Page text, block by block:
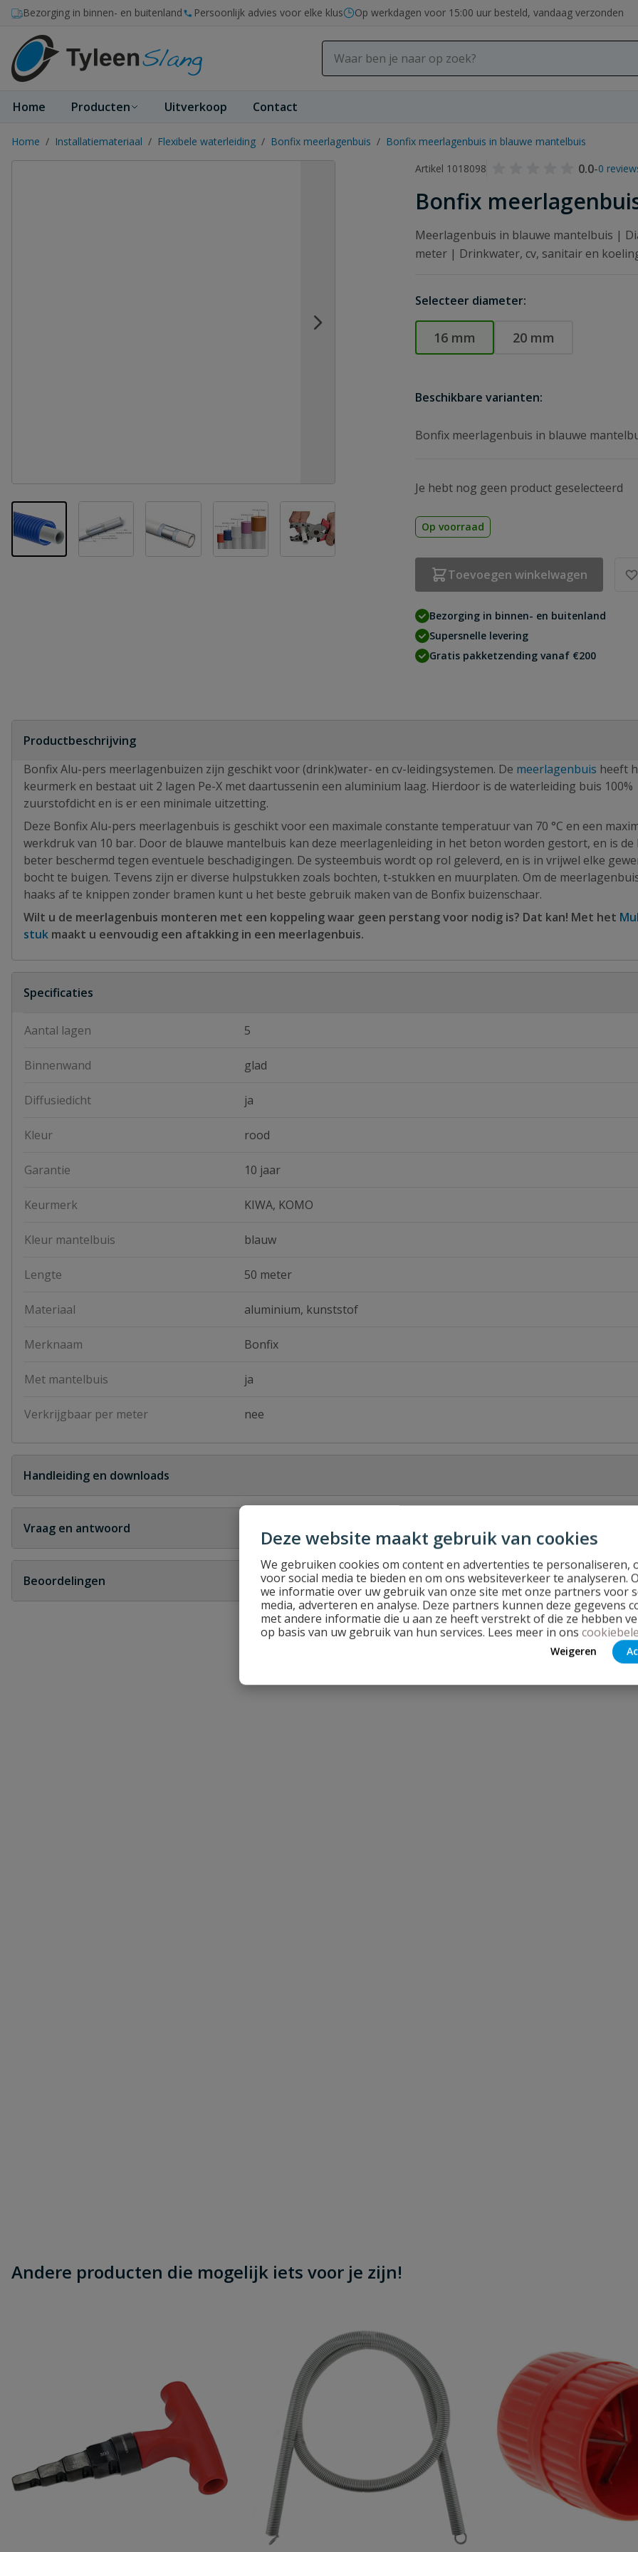
Deze website maakt gebruik van cookies
We gebruiken cookies om content en advertenties te personaliseren,
voor social media te bieden en om ons websiteverkeer te analyseren.
we informatie over uw gebruik van onze site met onze partners voor
media, adverteren en analyse. Deze partners kunnen deze gegevens
met andere informatie die u aan ze heeft verstrekt of die ze hebben
op basis van uw gebruik van hun services. Lees meer in ons
Weigeren
Ga naar de inhoud
Bezorging in binnen- en buitenland Persoonlijk advies voor elke klus Op werkdagen voor 15:00 uur besteld, vandaag verzonden
Home Producten Uitverkoop Contact
Home / Installatiemateriaal / Flexibele waterleiding / Bonfix meerlagenbuis / Bonfix meerlagenbuis in blauwe mantelbuis
Artikel 1018098
0.0-0
Bonfix
View larger imageView larger imageView larger image
Meerlagenbuis in blauwe mantelbuis |
meter | Drinkwater, cv, sanitair en
Selecteer diameter:
16 mm 20 mm
Beschikbare varianten:
Bonfix meerlagenbuis in blauwe
Je hebt nog geen product geselecteerd
Op voorraad
Toevoegen winkelwagen
Bezorging in binnen- en buitenland
Supersnelle levering
Gratis pakketzending vanaf €200
Productbeschrijving
Bonfix Alu-pers meerlagenbuizen zijn geschikt voor (drink)water- en cv-leidingsystemen. De meerlagenbuis heeft
keurmerk en bestaat uit 2 lagen Pe-X met daartussenin een aluminium laag. Hierdoor is de waterleiding buis 100%
zuurstofdicht en is er een minimale uitzetting.
Deze Bonfix Alu-pers meerlagenbuis is geschikt voor een maximale constante temperatuur van 70 °C en een
werkdruk van 10 bar. Door de blauwe mantelbuis kan deze meerlagenleiding in het beton worden gestort, en is de
beter beschermd tegen eventuele beschadigingen. De systeembuis wordt op rol geleverd, en is in vrijwel elke
bocht te buigen. Tevens zijn er diverse hulpstukken zoals bochten, t-stukken en muurplaten. Om de
haaks af te knippen zonder bramen kunt u het beste gebruik maken van de Bonfix buizenschaar.
Wilt u de meerlagenbuis monteren met een koppeling waar geen perstang voor nodig is? Dat kan! Met het
stuk maakt u eenvoudig een aftakking in een meerlagenbuis.
Specificaties
Aantal lagen 5
Binnenwand glad
Diffusiedicht ja
Kleur rood
Garantie 10 jaar
Keurmerk KIWA, KOMO
Kleur mantelbuis blauw
Lengte 50 meter
Materiaal aluminium, kunststof
Merknaam Bonfix
Met mantelbuis ja
Verkrijgbaar per meter nee
Handleiding en downloads
Vraag en antwoord
Geen vragen
Heb je zelf ook een vraag over dit product? Stel jouw
Beoordelingen
Andere producten die mogelijk iets voor je zijn!